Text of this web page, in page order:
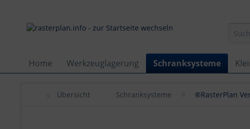
Home Werkzeuglagerung Schranksysteme
Übersicht Schranksysteme ®RasterPlan